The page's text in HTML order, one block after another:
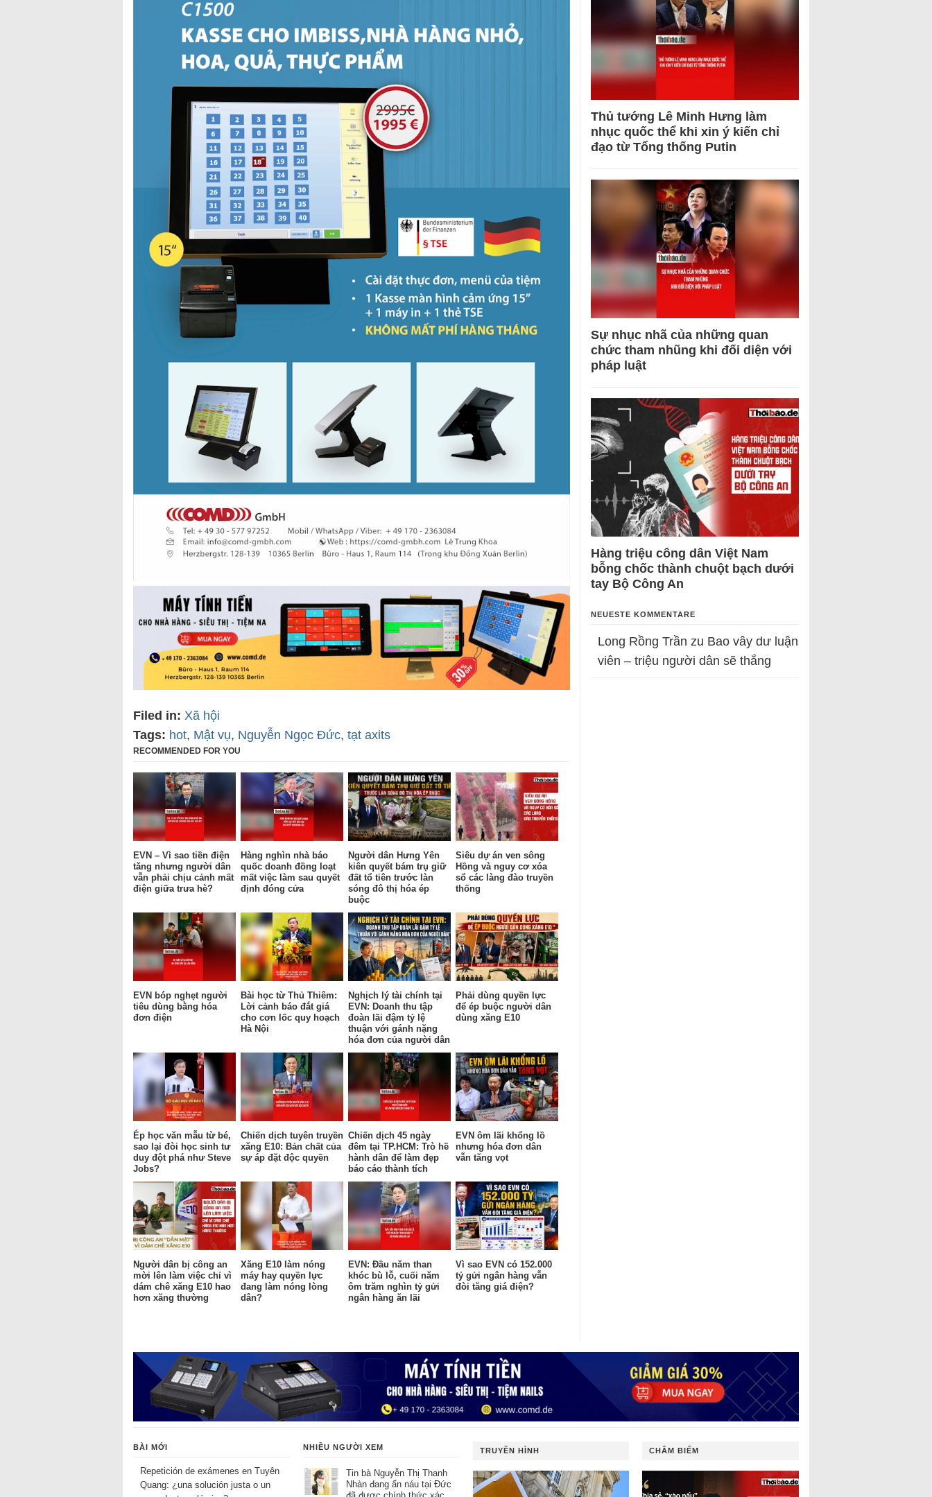
Filed in: Xã hội
Tags: hot, Mật vụ, Nguyễn Ngọc Đức, tạt axits
RECOMMENDED FOR YOU
EVN – Vì sao tiền điện
tăng nhưng người dân
vẫn phải chịu cảnh mất
điện giữa trưa hè?
Hàng nghìn nhà báo
quốc doanh đồng loạt
mất việc làm sau quyết
định đóng cửa
Người dân Hưng Yên
kiên quyết bám trụ giữ
đất tổ tiên trước làn
sóng đô thị hóa ép
buộc
Siêu dự án ven sông
Hồng và nguy cơ xóa
sổ các làng đào truyền
thống
EVN bóp nghẹt người
tiêu dùng bằng hóa
đơn điện
Bài học từ Thủ Thiêm:
Lời cảnh báo đắt giá
cho cơn lốc quy hoạch
Hà Nội
Nghịch lý tài chính tại
EVN: Doanh thu tập
đoàn lãi đậm tỷ lệ
thuận với gánh nặng
hóa đơn của người dân
Phải dùng quyền lực
để ép buộc người dân
dùng xăng E10
Ép học văn mẫu từ bé,
sao lại đòi học sinh tư
duy đột phá như Steve
Jobs?
Chiến dịch tuyên truyền
xăng E10: Bản chất của
sự áp đặt độc quyền
Chiến dịch 45 ngày
đêm tại TP.HCM: Trò hề
hành dân để làm đẹp
báo cáo thành tích
EVN ôm lãi khổng lồ
nhưng hóa đơn dân
vẫn tăng vọt
Người dân bị công an
mời lên làm việc chỉ vì
dám chê xăng E10 hao
hơn xăng thường
Xăng E10 làm nóng
máy hay quyền lực
đang làm nóng lòng
dân?
EVN: Đầu năm than
khóc bù lỗ, cuối năm
ôm trăm nghìn tỷ gửi
ngân hàng ăn lãi
Vì sao EVN có 152.000
tỷ gửi ngân hàng vẫn
đòi tăng giá điện?
Thủ tướng Lê Minh Hưng làm
nhục quốc thể khi xin ý kiến chỉ
đạo từ Tổng thống Putin
Sự nhục nhã của những quan
chức tham nhũng khi đối diện với
pháp luật
Hàng triệu công dân Việt Nam
bỗng chốc thành chuột bạch dưới
tay Bộ Công An
NEUESTE KOMMENTARE
Long Rồng Trần zu Bao vây dư luận
viên – triệu người dân sẽ thắng
BÀI MỚI
Repetición de exámenes en Tuyên
Quang: ¿una solución justa o un
NHIỀU NGƯỜI XEM
Tin bà Nguyễn Thị Thanh
Nhàn đang ẩn náu tại Đức
TRUYỀN HÌNH CHÂM BIẾM